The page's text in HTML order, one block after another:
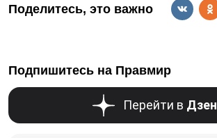
Поделитесь, это важно
Подпишитесь на Правмир
Перейти в Дзен